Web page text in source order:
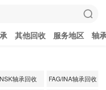
其他回收 服务地区 轴
NSK轴承回收 FAG/INA轴承回收